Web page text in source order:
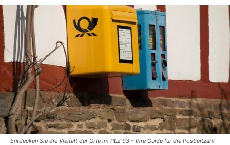
Entdecken Sie die Vielfalt der Orte im PLZ 93 – Ihre Guide für die Postleitzahl